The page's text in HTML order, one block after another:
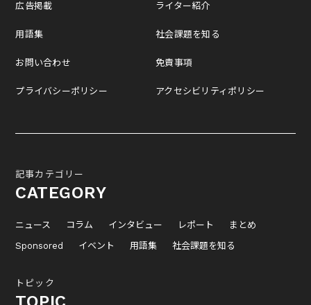
広告掲載
用語集
お問い合わせ
プライバシーポリシー
ライター紹介
社会課題を知る
免責事項
アクセシビリティポリシー
記事カテゴリー
CATEGORY
ニュース コラム インタビュー レポート
まとめ
Sponsored
イベント 用語集 社会課題を知る
トピック